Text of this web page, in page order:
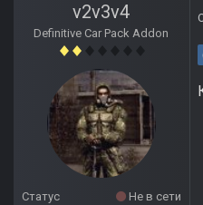
v2v3v4
Definitive Car Pack Addon
Статус
Не в сети